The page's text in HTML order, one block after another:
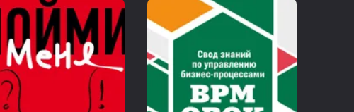
не будем. Они продают исключительно стандартные
Это означает, что товары оптовиков не получится
логотип или сделать свой дизайн и изменить текст на
идея абсолютно нового продукта, поэтому такие поставщики нам
подробнее.